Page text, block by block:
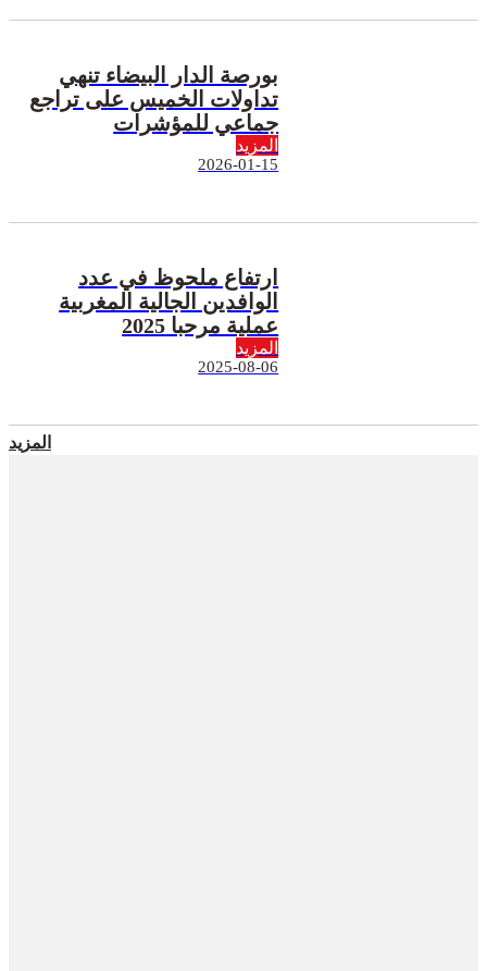
بورصة الدار البيضاء تنهي
تداولات الخميس على تراجع
جماعي للمؤشرات
المزيد
2026-01-15
ارتفاع ملحوظ في عدد
الوافدين الجالية المغربية
عملية مرحبا 2025
المزيد
2025-08-06
المزيد